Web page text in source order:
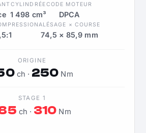
CYLINDRÉE
1 498 cm³
CODE MOTEUR
DPCA
ALÉSAGE × COURSE
74,5 × 85,9 mm
ORIGINE
ch · 250 Nm
STAGE 1
ch · 310 Nm